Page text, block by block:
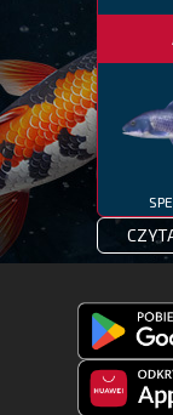
Pobierz
Fishing